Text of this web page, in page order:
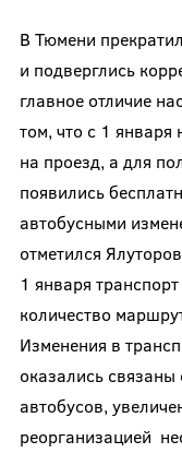
В Тюмени
и подверглись
главное отличие
том, что с 1
на проезд, а для
появились
автобусными
отметился
1 января
количество
Изменения в
оказались
автобусов,
реорганизацией